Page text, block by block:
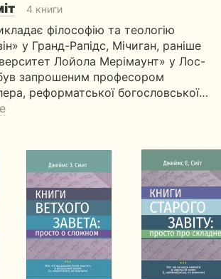
4 книги
філософію та теологію
у Гранд-Рапідс, Мічиган, раніше
Лойола Мерімаунт» у Лос-
запрошеним професором
реформатської богословської…